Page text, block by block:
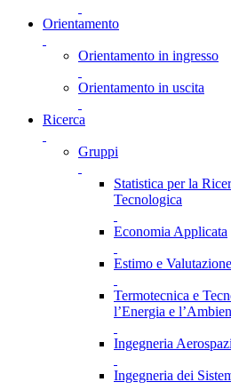
Orientamento
Orientamento in ingresso
Orientamento in uscita
Ricerca
Gruppi
Statistica per la
Tecnologica
Economia Applicata
Estimo e Valutazione
Termotecnica e
l’Energia e
Ingegneria
Ingegneria dei